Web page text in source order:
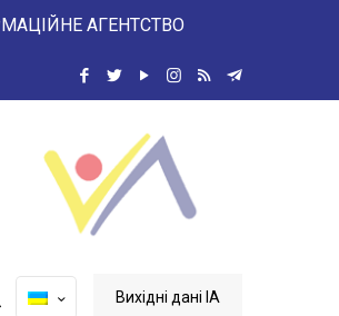
АГЕНТСТВО
Вихідні дані ІА